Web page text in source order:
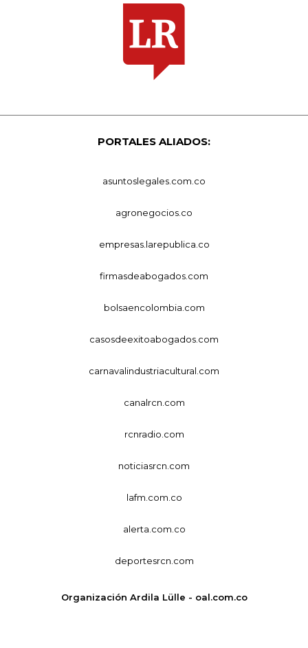
PORTALES ALIADOS:
asuntoslegales.com.co
agronegocios.co
empresas.larepublica.co
firmasdeabogados.com
bolsaencolombia.com
casosdeexitoabogados.com
carnavalindustriacultural.com
canalrcn.com
rcnradio.com
noticiasrcn.com
lafm.com.co
alerta.com.co
deportesrcn.com
Organización Ardila Lülle - oal.com.co